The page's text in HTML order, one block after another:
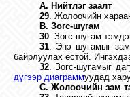
A. Нийтлэг заалт
29. Жолоочийн
B. Зогс-шугам
30. Зогс-шугам
31. Энэ шугамыг
байрлуулах ёстой.
32. Зогс-шугамыг
дүгээр диаграммуудад
C. Жолоочийн зам